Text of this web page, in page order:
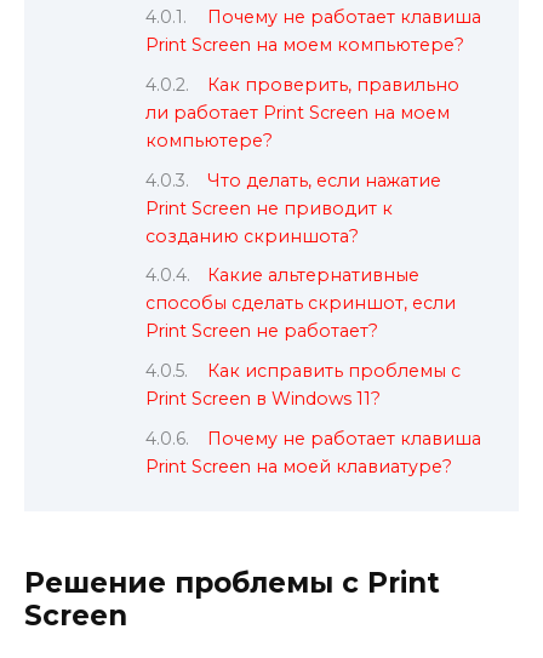
Почему не работает клавиша
Print Screen на моем компьютере?
Как проверить, правильно
ли работает Print Screen на моем
компьютере?
Что делать, если нажатие
Print Screen не приводит к
созданию скриншота?
Какие альтернативные
способы сделать скриншот, если
Print Screen не работает?
Как исправить проблемы с
Print Screen в Windows 11?
Почему не работает клавиша
Print Screen на моей клавиатуре?
Решение проблемы с Print
Screen